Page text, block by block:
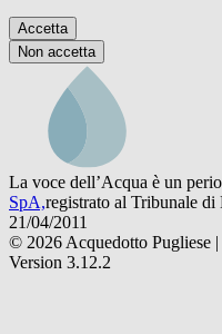
Accetta
Non accetta
La voce dell’Acqua è un
SpA,registrato al Tribunale
21/04/2011
© 2026 Acquedotto Pugliese |
Version 3.12.2